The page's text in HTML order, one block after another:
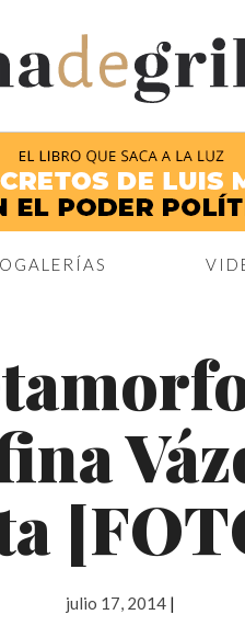
julio 17, 2014 |